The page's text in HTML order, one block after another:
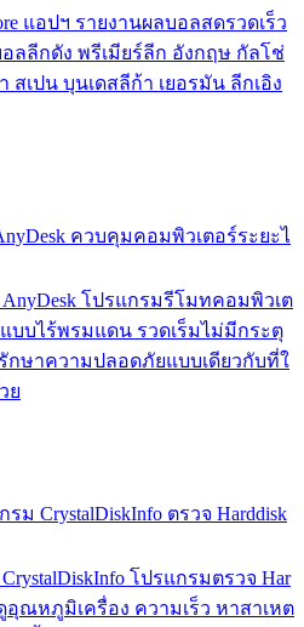
แอปฯ รายงานผลบอลสดรวดเร็ว
ลลีกดัง พรีเมียร์ลีก อังกฤษ กัลโช่
สเปน บุนเดสลีก้า เยอรมัน ลีกเอิง
ควบคุมคอมพิวเตอร์ระยะไ
โปรแกรมรีโมทคอมพิวเต
บบไร้พรมแดน รวดเร็มไม่มีกระตุ
ษาความปลอดภัยแบบเดียวกับที่ใ
ย
รม CrystalDiskInfo ตรวจ Harddisk
โปรแกรมตรวจ Har
อุณหภูมิเครื่อง ความเร็ว หาสาเหต